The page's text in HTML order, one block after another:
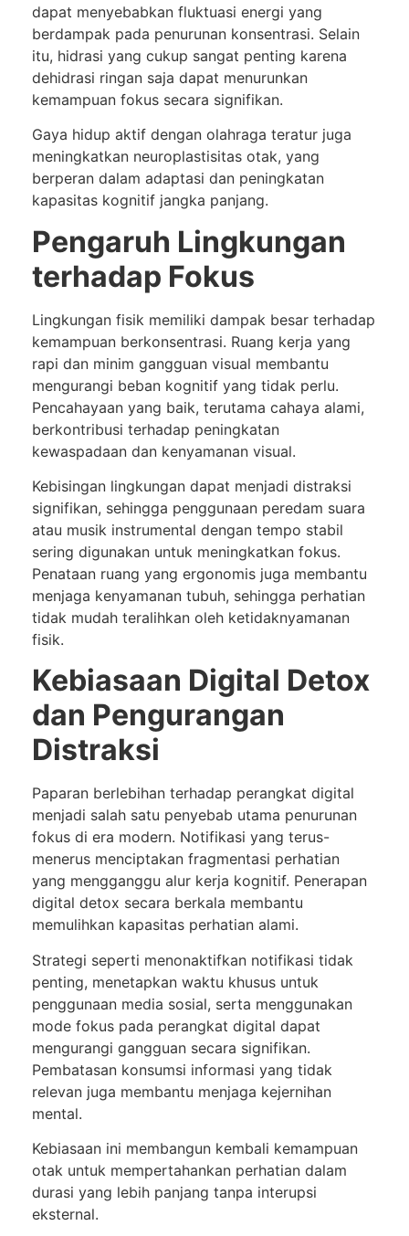
dapat menyebabkan fluktuasi energi yang
berdampak pada penurunan konsentrasi. Selain
itu, hidrasi yang cukup sangat penting karena
dehidrasi ringan saja dapat menurunkan
kemampuan fokus secara signifikan.
Gaya hidup aktif dengan olahraga teratur juga
meningkatkan neuroplastisitas otak, yang
berperan dalam adaptasi dan peningkatan
kapasitas kognitif jangka panjang.
Pengaruh Lingkungan
terhadap Fokus
Lingkungan fisik memiliki dampak besar terhadap
kemampuan berkonsentrasi. Ruang kerja yang
rapi dan minim gangguan visual membantu
mengurangi beban kognitif yang tidak perlu.
Pencahayaan yang baik, terutama cahaya alami,
berkontribusi terhadap peningkatan
kewaspadaan dan kenyamanan visual.
Kebisingan lingkungan dapat menjadi distraksi
signifikan, sehingga penggunaan peredam suara
atau musik instrumental dengan tempo stabil
sering digunakan untuk meningkatkan fokus.
Penataan ruang yang ergonomis juga membantu
menjaga kenyamanan tubuh, sehingga perhatian
tidak mudah teralihkan oleh ketidaknyamanan
fisik.
Kebiasaan Digital Detox
dan Pengurangan
Distraksi
Paparan berlebihan terhadap perangkat digital
menjadi salah satu penyebab utama penurunan
fokus di era modern. Notifikasi yang terus-
menerus menciptakan fragmentasi perhatian
yang mengganggu alur kerja kognitif. Penerapan
digital detox secara berkala membantu
memulihkan kapasitas perhatian alami.
Strategi seperti menonaktifkan notifikasi tidak
penting, menetapkan waktu khusus untuk
penggunaan media sosial, serta menggunakan
mode fokus pada perangkat digital dapat
mengurangi gangguan secara signifikan.
Pembatasan konsumsi informasi yang tidak
relevan juga membantu menjaga kejernihan
mental.
Kebiasaan ini membangun kembali kemampuan
otak untuk mempertahankan perhatian dalam
durasi yang lebih panjang tanpa interupsi
eksternal.